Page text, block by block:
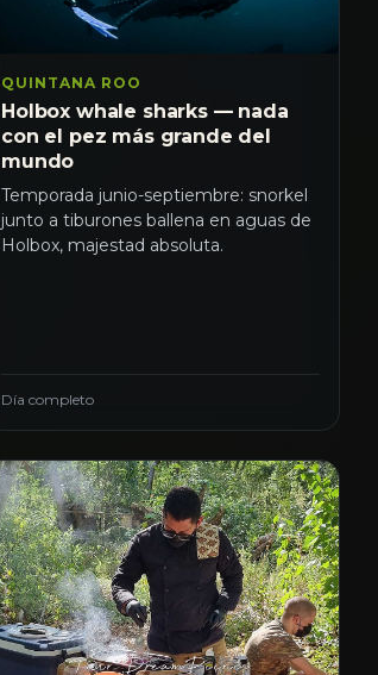
QUINTANA ROO
Holbox whale sharks — nada
con el pez más grande del
mundo
Temporada junio-septiembre: snorkel
junto a tiburones ballena en aguas de
Holbox, majestad absoluta.
Día completo